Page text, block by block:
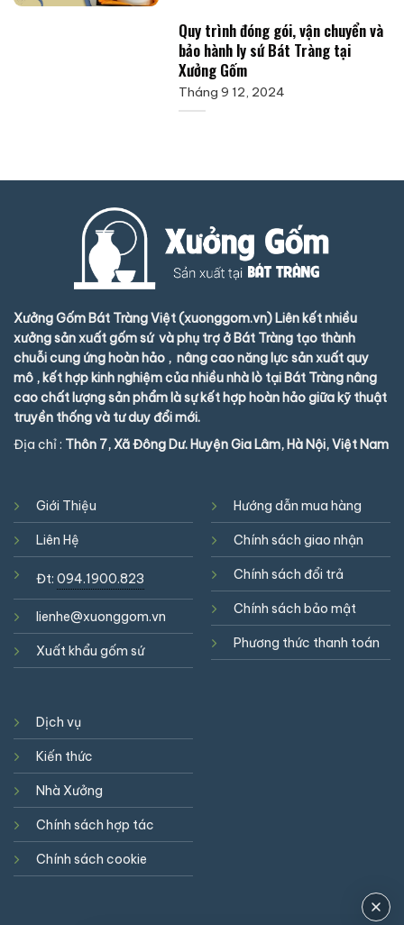
Quy trình đóng gói, vận chuyển và
bảo hành ly sứ Bát Tràng tại
Xưởng Gốm
Tháng 9 12, 2024
Xưởng Gốm Bát Tràng Việt (xuonggom.vn) Liên kết nhiều
xưởng sản xuất gốm sứ và phụ trợ ở Bát Tràng tạo thành
chuỗi cung ứng hoàn hảo , nâng cao năng lực sản xuất quy
mô , kết hợp kinh nghiệm của nhiều nhà lò tại Bát Tràng nâng
cao chất lượng sản phẩm là sự kết hợp hoàn hảo giữa kỹ thuật
truyền thống và tư duy đổi mới.
Địa chỉ : Thôn 7, Xã Đông Dư. Huyện Gia Lâm, Hà Nội, Việt Nam
Giới Thiệu
Liên Hệ
Đt: 094.1900.823
lienhe@xuonggom.vn
Xuất khẩu gốm sứ
Hướng dẫn mua hàng
Chính sách giao nhận
Chính sách đổi trả
Chính sách bảo mật
Phương thức thanh toán
Dịch vụ
Kiến thức
Nhà Xưởng
Chính sách hợp tác
Chính sách cookie